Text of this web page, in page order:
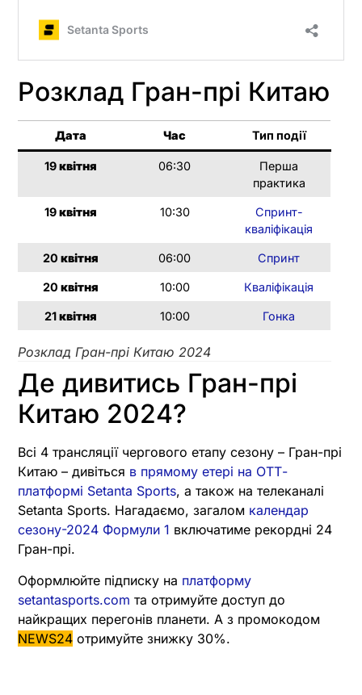
Розклад Гран-прі Китаю
Дата Час Тип події
19квітня 06:30
Перша
практика
19квітня 10:30
Спринт-
кваліфікація
20 квітня 06:00 Спринт
20 квітня 10:00 Кваліфікація
21квітня 10:00 Гонка
Розклад Гран-прі Китаю 2024
Де дивитись Гран-прі
Китаю 2024?
Всі 4 трансляції чергового етапу сезону – Гран-прі
Китаю – дивіться в прямому етері на ОТТ-
платформі Setanta Sports, а також на телеканалі
Setanta Sports. Нагадаємо, загалом календар
сезону-2024 Формули 1 включатиме рекордні 24
Гран-прі.
Оформлюйте підписку на платформу
setantasports.com та отримуйте доступ до
найкращих перегонів планети. А з промокодом
NEWS24 отримуйте знижку 30%.